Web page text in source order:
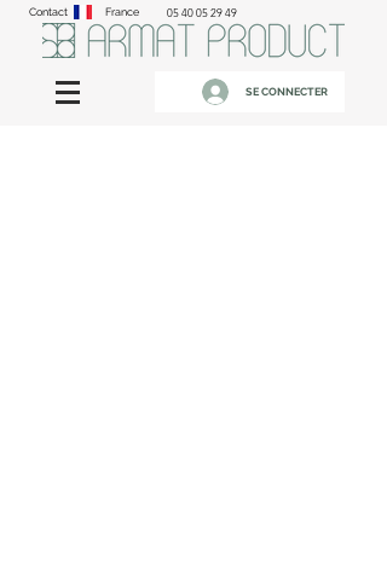
Contact France 05 40 05 29 49
SE CONNECTER